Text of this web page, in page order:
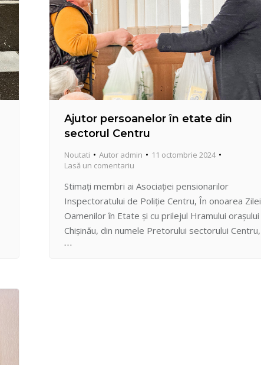
Ajutor persoanelor în etate din
sectorul Centru
Noutati Autor admin
11 octombrie 2024
Lasă un comentariu
Stimați membri ai Asociației pensionarilor
Inspectoratului de Poliție Centru, În onoarea Zilei
Oamenilor în Etate și cu prilejul Hramului orașului
Chișinău, din numele Pretorului sectorului Centru,
Vadim Hîncu, vă adresăm cu reverență cuvenită